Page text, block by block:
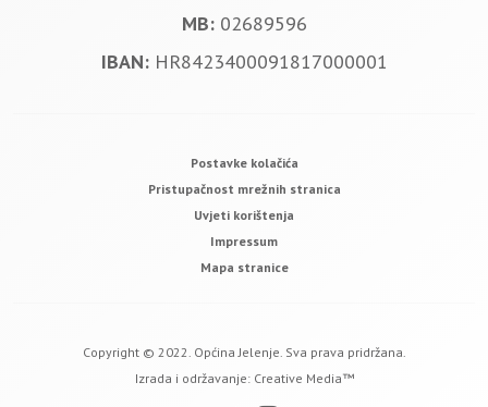
MB: 02689596
IBAN: HR8423400091817000001
Postavke kolačića
Pristupačnost mrežnih stranica
Uvjeti korištenja
Impressum
Mapa stranice
Copyright © 2022. Općina Jelenje. Sva prava pridržana.
Izrada i održavanje: Creative Media™